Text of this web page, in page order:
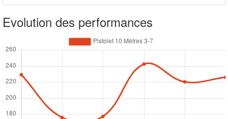
Evolution des performances